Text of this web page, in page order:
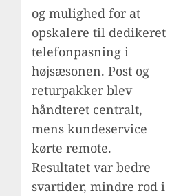
og mulighed for at
opskalere til dedikeret
telefonpasning i
højsæsonen. Post og
returpakker blev
håndteret centralt,
mens kundeservice
kørte remote.
Resultatet var bedre
svartider, mindre rod i